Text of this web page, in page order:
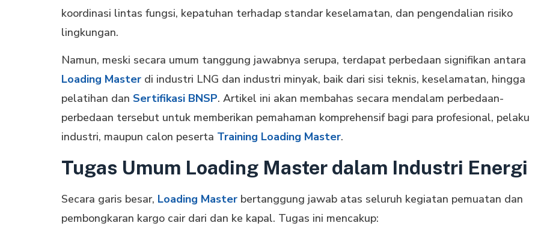
koordinasi lintas fungsi, kepatuhan terhadap standar keselamatan, dan pengendalian risiko
lingkungan.
Namun, meski secara umum tanggung jawabnya serupa, terdapat perbedaan signifikan antara
Loading Master di industri LNG dan industri minyak, baik dari sisi teknis, keselamatan, hingga
pelatihan dan Sertifikasi BNSP. Artikel ini akan membahas secara mendalam perbedaan-
perbedaan tersebut untuk memberikan pemahaman komprehensif bagi para profesional, pelaku
industri, maupun calon peserta Training Loading Master.
Tugas Umum Loading Master dalam Industri Energi
Secara garis besar, Loading Master bertanggung jawab atas seluruh kegiatan pemuatan dan
pembongkaran kargo cair dari dan ke kapal. Tugas ini mencakup: